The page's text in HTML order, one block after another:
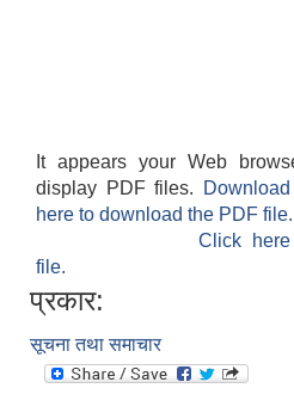
It appears your Web
display PDF files.
here to download the PDF file.
Click
file.
प्रकार:
सूचना तथा समाचार